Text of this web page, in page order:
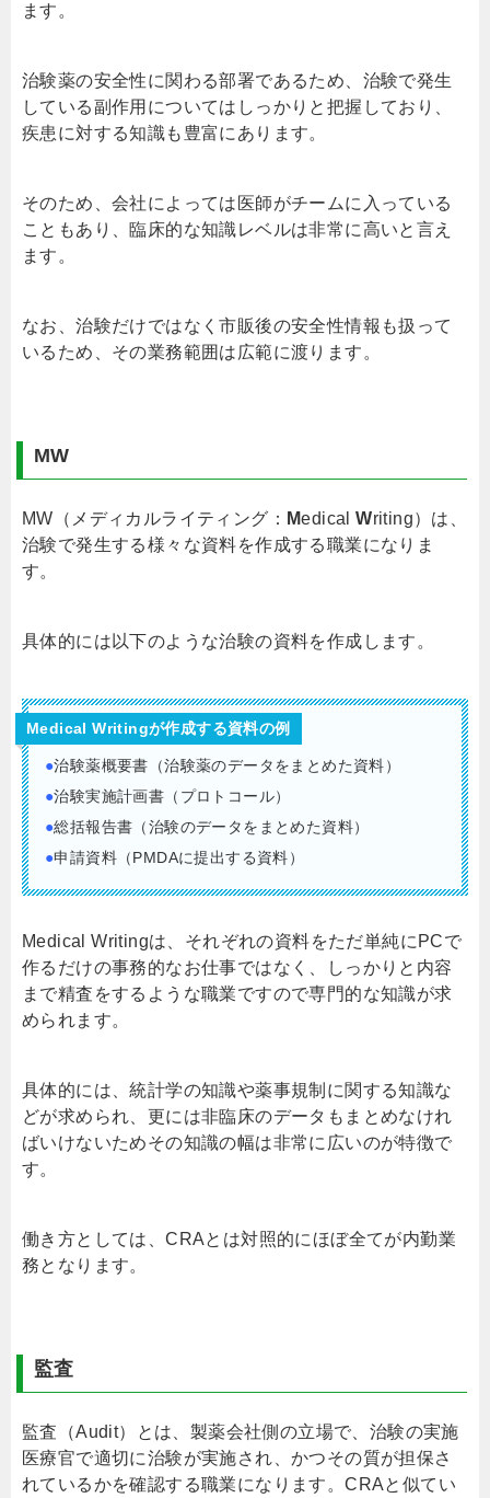
ます。
治験薬の安全性に関わる部署であるため、治験で発生
している副作用についてはしっかりと把握しており、
疾患に対する知識も豊富にあります。
そのため、会社によっては医師がチームに入っている
こともあり、臨床的な知識レベルは非常に高いと言え
ます。
なお、治験だけではなく市販後の安全性情報も扱って
いるため、その業務範囲は広範に渡ります。
MW
MW（メディカルライティング： MedicalWriting）は、
治験で発生する様々な資料を作成する職業になりま
す。
具体的には以下のような治験の資料を作成します。
Medical Writingが作成する資料の例
●治験薬概要書（治験薬のデータをまとめた資料）
●治験実施計画書（プロトコール）
●総括報告書（治験のデータをまとめた資料）
●申請資料（PMDAに提出する資料）
Medical Writingは、それぞれの資料をただ単純にPCで
作るだけの事務的なお仕事ではなく、しっかりと内容
まで精査をするような職業ですので専門的な知識が求
められます。
具体的には、統計学の知識や薬事規制に関する知識な
どが求められ、更には非臨床のデータもまとめなけれ
ばいけないためその知識の幅は非常に広いのが特徴で
す。
働き方としては、CRAとは対照的にほぼ全てが内勤業
務となります。
監査
監査（Audit）とは、製薬会社側の立場で、治験の実施
医療官で適切に治験が実施され、かつその質が担保さ
れているかを確認する職業になります。CRAと似てい